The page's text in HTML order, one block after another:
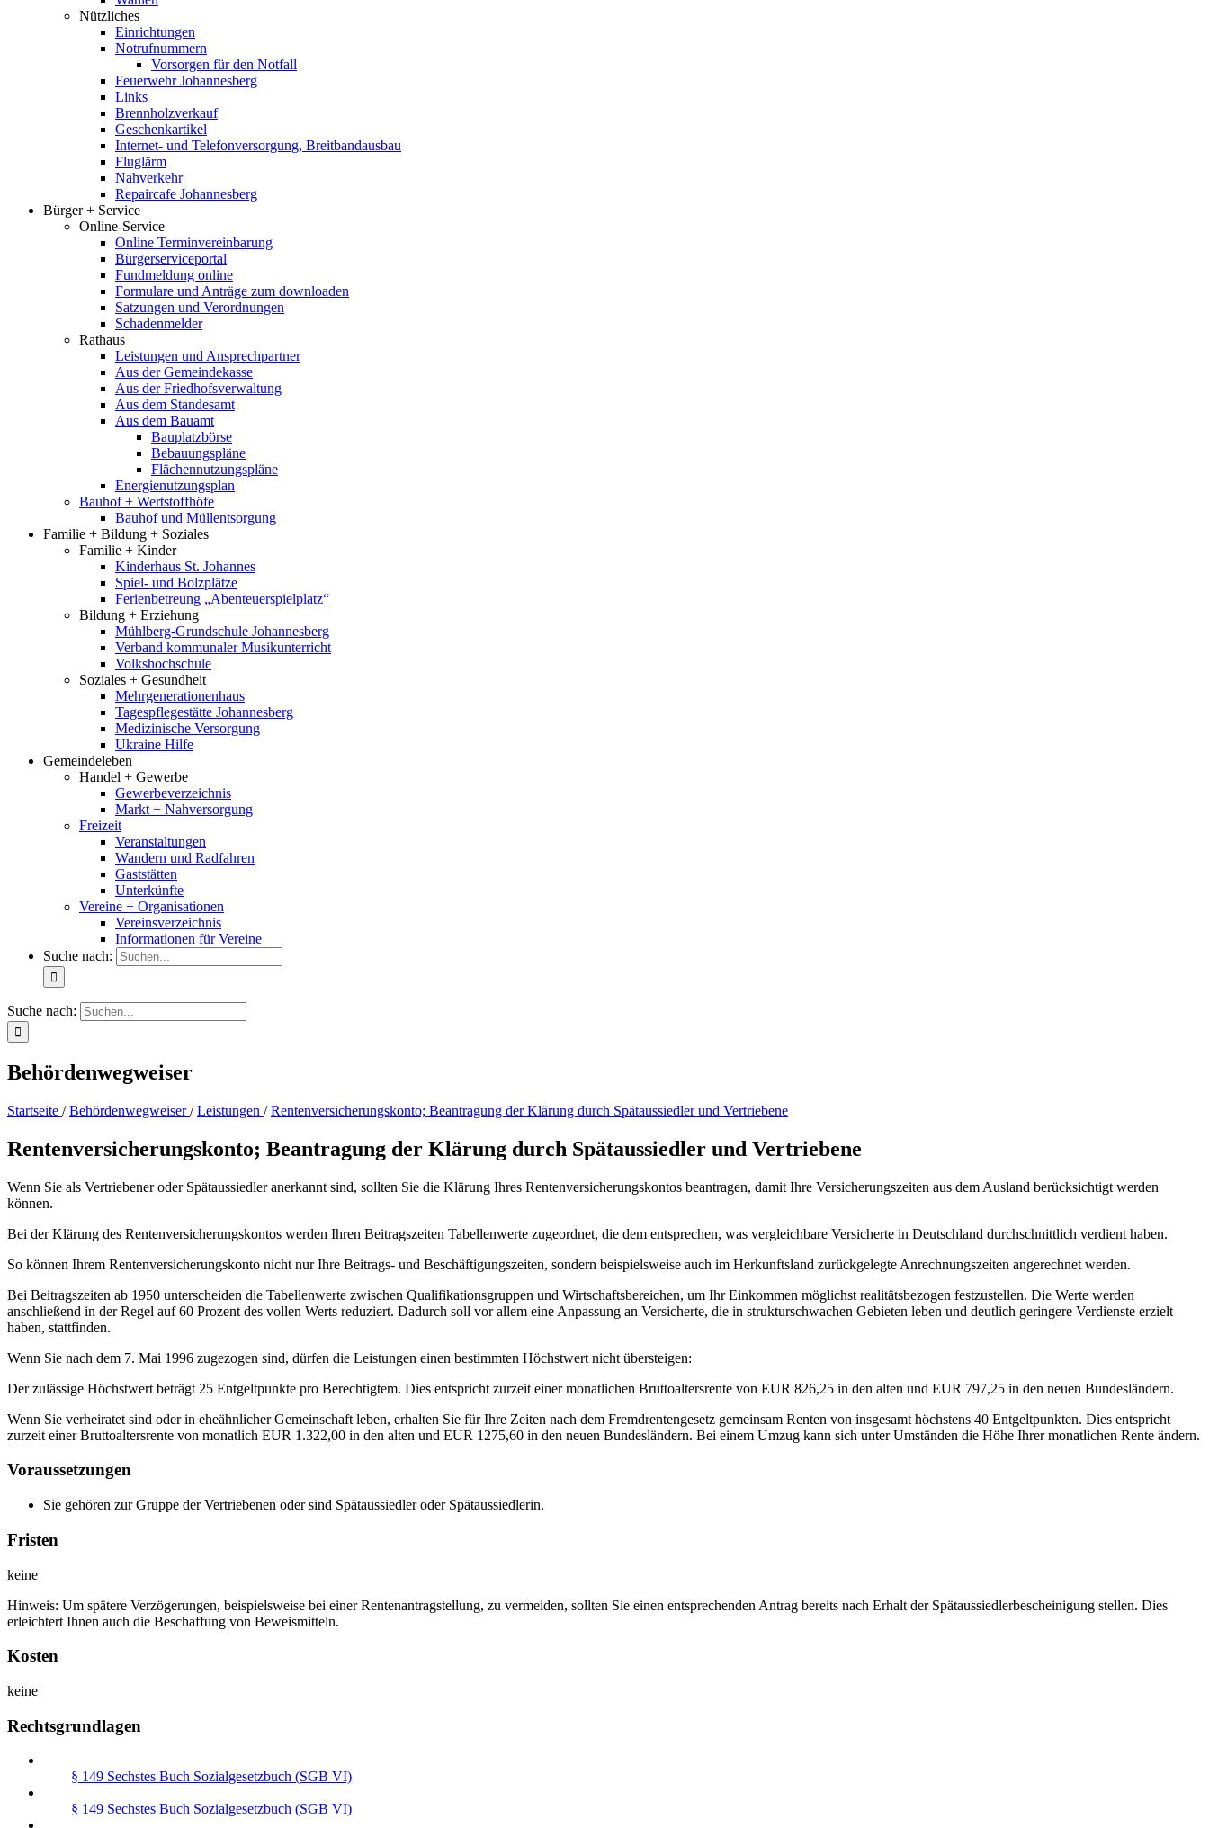
Nützliches
Einrichtungen
Notrufnummern
Vorsorgen für den Notfall
Feuerwehr Johannesberg
Links
Brennholzverkauf
Geschenkartikel
Internet- und Telefonversorgung, Breitbandausbau
Fluglärm
Nahverkehr
Repaircafe Johannesberg
Bürger + Service
Online-Service
Online Terminvereinbarung
Bürgerserviceportal
Fundmeldung online
Formulare und Anträge zum downloaden
Satzungen und Verordnungen
Schadenmelder
Rathaus
Leistungen und Ansprechpartner
Aus der Gemeindekasse
Aus der Friedhofsverwaltung
Aus dem Standesamt
Aus dem Bauamt
Bauplatzbörse
Bebauungspläne
Flächennutzungspläne
Energienutzungsplan
Bauhof + Wertstoffhöfe
Bauhof und Müllentsorgung
Familie + Bildung + Soziales
Familie + Kinder
Kinderhaus St. Johannes
Spiel- und Bolzplätze
Ferienbetreung „Abenteuerspielplatz“
Bildung + Erziehung
Mühlberg-Grundschule Johannesberg
Verband kommunaler Musikunterricht
Volkshochschule
Soziales + Gesundheit
Mehrgenerationenhaus
Tagespflegestätte Johannesberg
Medizinische Versorgung
Ukraine Hilfe
Gemeindeleben
Handel + Gewerbe
Gewerbeverzeichnis
Markt + Nahversorgung
Freizeit
Veranstaltungen
Wandern und Radfahren
Gaststätten
Unterkünfte
Vereine + Organisationen
Vereinsverzeichnis
Informationen für Vereine
Suche nach:
Suche nach:
Behördenwegweiser
Startseite / Behördenwegweiser / Leistungen / Rentenversicherungskonto; Beantragung der Klärung durch Spätaussiedler und Vertriebene
Rentenversicherungskonto; Beantragung der Klärung durch Spätaussiedler und Vertriebene
Wenn Sie als Vertriebener oder Spätaussiedler anerkannt sind, sollten Sie die Klärung Ihres Rentenversicherungskontos beantragen, damit Ihre Versicherungszeiten aus dem Ausland berücksichtigt werden
können.
Bei der Klärung des Rentenversicherungskontos werden Ihren Beitragszeiten Tabellenwerte zugeordnet, die dem entsprechen, was vergleichbare Versicherte in Deutschland durchschnittlich verdient haben.
So können Ihrem Rentenversicherungskonto nicht nur Ihre Beitrags- und Beschäftigungszeiten, sondern beispielsweise auch im Herkunftsland zurückgelegte Anrechnungszeiten angerechnet werden.
Bei Beitragszeiten ab 1950 unterscheiden die Tabellenwerte zwischen Qualifikationsgruppen und Wirtschaftsbereichen, um Ihr Einkommen möglichst realitätsbezogen festzustellen. Die Werte werden
anschließend in der Regel auf 60 Prozent des vollen Werts reduziert. Dadurch soll vor allem eine Anpassung an Versicherte, die in strukturschwachen Gebieten leben und deutlich geringere Verdienste erzielt
haben, stattfinden.
Wenn Sie nach dem 7. Mai 1996 zugezogen sind, dürfen die Leistungen einen bestimmten Höchstwert nicht übersteigen:
Der zulässige Höchstwert beträgt 25 Entgeltpunkte pro Berechtigtem. Dies entspricht zurzeit einer monatlichen Bruttoaltersrente von EUR 826,25 in den alten und EUR 797,25 in den neuen Bundesländern.
Wenn Sie verheiratet sind oder in eheähnlicher Gemeinschaft leben, erhalten Sie für Ihre Zeiten nach dem Fremdrentengesetz gemeinsam Renten von insgesamt höchstens 40 Entgeltpunkten. Dies entspricht
zurzeit einer Bruttoaltersrente von monatlich EUR 1.322,00 in den alten und EUR 1275,60 in den neuen Bundesländern. Bei einem Umzug kann sich unter Umständen die Höhe Ihrer monatlichen Rente ändern.
Voraussetzungen
Sie gehören zur Gruppe der Vertriebenen oder sind Spätaussiedler oder Spätaussiedlerin.
Fristen
keine
Hinweis: Um spätere Verzögerungen, beispielsweise bei einer Rentenantragstellung, zu vermeiden, sollten Sie einen entsprechenden Antrag bereits nach Erhalt der Spätaussiedlerbescheinigung stellen. Dies
erleichtert Ihnen auch die Beschaffung von Beweismitteln.
Kosten
keine
Rechtsgrundlagen
§ 149 Sechstes Buch Sozialgesetzbuch (SGB VI)
§ 149 Sechstes Buch Sozialgesetzbuch (SGB VI)